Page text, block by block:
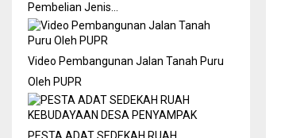
Pembelian Jenis…
Video Pembangunan Jalan Tanah Puru
Oleh PUPR